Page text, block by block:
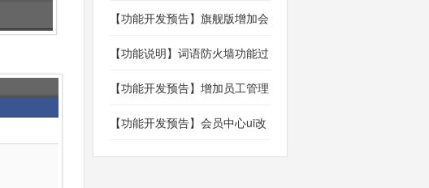
文件批量上传
【功能开发预告】旗舰版增加会
员签到系统
【功能说明】词语防火墙功能过
滤非法广告词语
【功能开发预告】增加员工管理
和员工销售业绩统计管理
【功能开发预告】会员中心ui改